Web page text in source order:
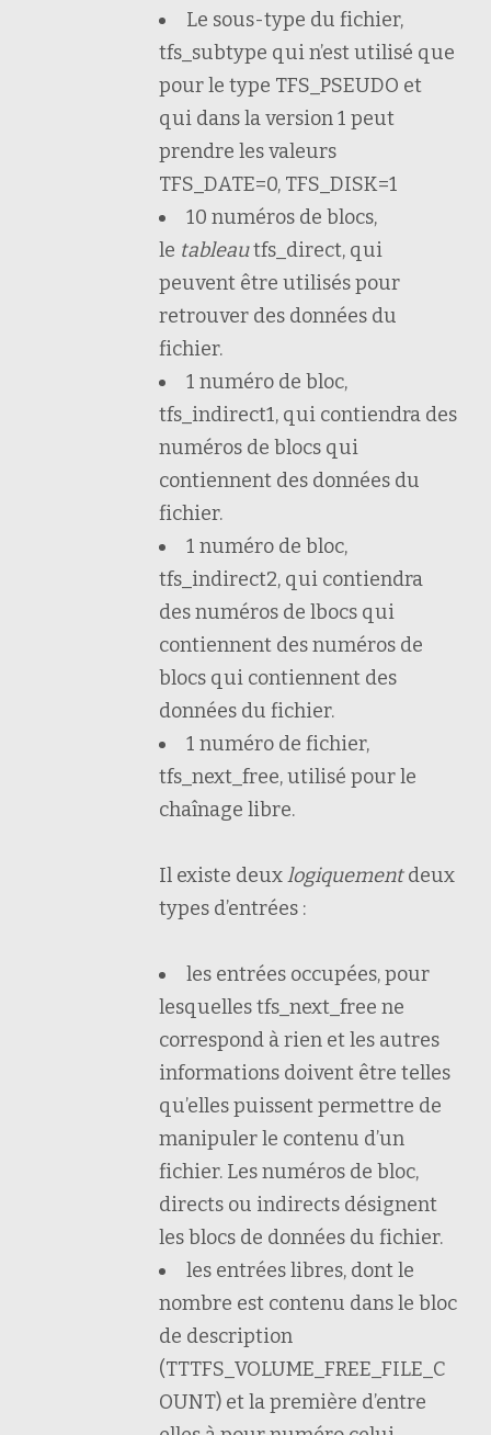
Le sous-type du fichier,
tfs_subtype qui n’est utilisé que
pour le type TFS_PSEUDO et
qui dans la version 1 peut
prendre les valeurs
TFS_DATE=0, TFS_DISK=1
10 numéros de blocs,
le tableautfs_direct, qui
peuvent être utilisés pour
retrouver des données du
fichier.
1 numéro de bloc,
tfs_indirect1, qui contiendra des
numéros de blocs qui
contiennent des données du
fichier.
1 numéro de bloc,
tfs_indirect2, qui contiendra
des numéros de lbocs qui
contiennent des numéros de
blocs qui contiennent des
données du fichier.
1 numéro de fichier,
tfs_next_free, utilisé pour le
chaînage libre.
Il existe deuxlogiquementdeux
types d’entrées :
les entrées occupées, pour
lesquelles tfs_next_free ne
correspond à rien et les autres
informations doivent être telles
qu’elles puissent permettre de
manipuler le contenu d’un
fichier. Les numéros de bloc,
directs ou indirects désignent
les blocs de données du fichier.
les entrées libres, dont le
nombre est contenu dans le bloc
de description
(TTTFS_VOLUME_FREE_FILE_C
OUNT) et la première d’entre